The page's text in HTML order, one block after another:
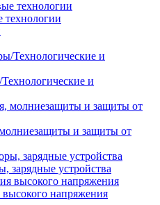
и
молниезащиты и защиты от
зарядные устройства
напряжения